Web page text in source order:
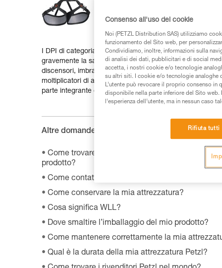
I DPI di categoria 3 proteggono la persona da rischi
gravemente la salute. Essi includono i dispositivi
discensori, imbracature, cordini, fettucce, anelli, corde,
moltiplicatori di ancoraggio, piccozze, fittoni e chiodi da
parte integrante di una struttura.
Altre domande :
Come trovare la scheda prodotto relativa alle
prodotto?
Come contattare Petzl?
Come conservare la mia attrezzatura?
Cosa significa WLL?
Dove smaltire l’imballaggio del mio prodotto?
Come mantenere correttamente la mia
Qual è la durata della mia attrezzatura Petzl?
Consenso all'uso dei cookie
Noi (PETZL Distribution SAS) utilizziamo
funzionamento del Sito web, per
Condividiamo, inoltre, informazioni sulla
di analisi dei dati, pubblicitari e di social
accetta, i nostri cookie e/o tecnologie
su altri siti. I cookie e/o tecnologie analoghe
L’utente può revocare il proprio consenso
disponibile nella parte inferiore del Sito
l’esperienza dell’utente, ma in nessun caso
Rifiuta tutti